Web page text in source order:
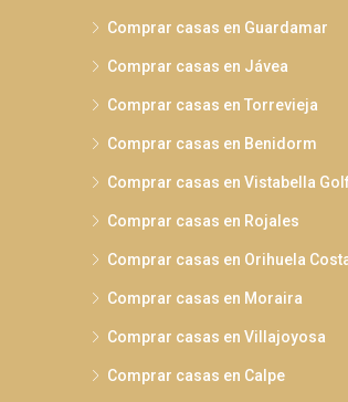
Comprar casas en Guardamar
Comprar casas en Jávea
Comprar casas en Torrevieja
Comprar casas en Benidorm
Comprar casas en Vistabella
Comprar casas en Rojales
Comprar casas en Orihuela
Comprar casas en Moraira
Comprar casas en Villajoyosa
Comprar casas en Calpe